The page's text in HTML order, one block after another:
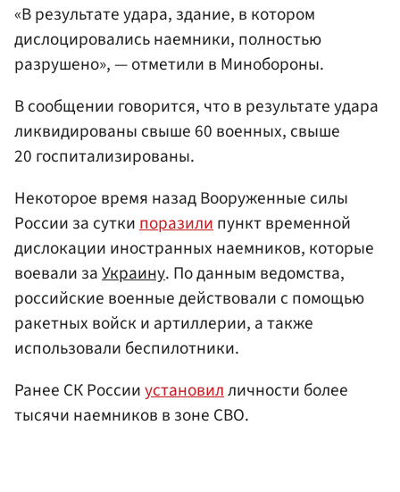
«В результате удара, здание, в котором
дислоцировались наемники, полностью
разрушено», — отметили в Минобороны.
В сообщении говорится, что в результате удара
ликвидированы свыше 60 военных, свыше
20 госпитализированы.
Некоторое время назад Вооруженные силы
России за суткипоразилипункт временной
дислокации иностранных наемников, которые
воевали заУкраину. По данным ведомства,
российские военные действовали с помощью
ракетных войск и артиллерии, а также
использовали беспилотники.
Ранее СК Россииустановилличности более
тысячи наемников в зоне СВО.